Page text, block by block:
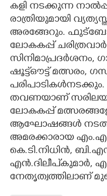
കളി നടക്കുന്ന
രാത്രിയുമായി
അരങ്ങേറും.
ലോകകപ്പ്
സിനിമാപ്രദർശനം,
ഷൂട്ട്ഔട്ട് മത്സരം,
തവണയാണ് സരിലയ
ലോകകപ്പ്
ആഘോഷങ്ങൾ
അമരക്കാരായ
കെ.ടി.നിധിൻ,
എൻ.ദിലീപ്കുമാർ,
നേതൃത്വത്തിലാണ്